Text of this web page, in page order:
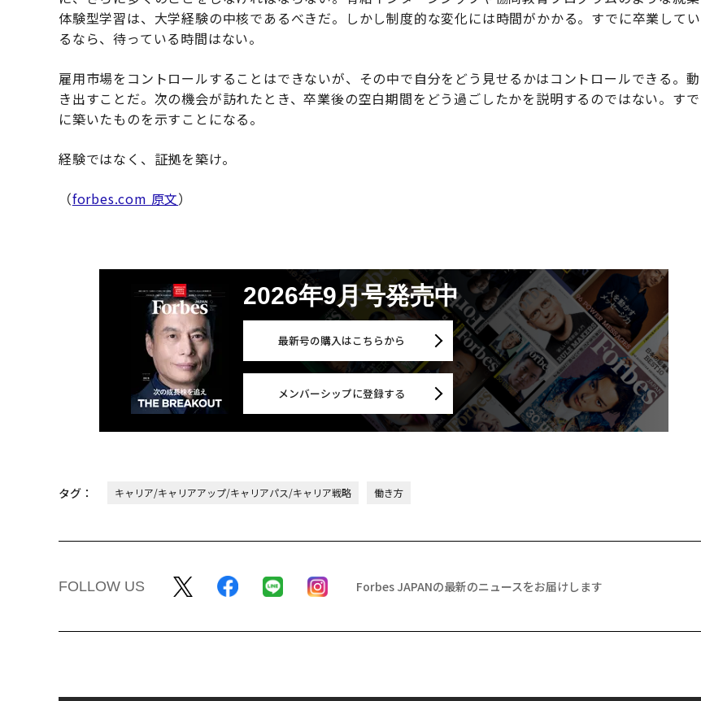
体験型学習は、大学経験の中核であるべきだ。しかし制度的な変化には時間がかかる。すでに卒業してい
るなら、待っている時間はない。
雇用市場をコントロールすることはできないが、その中で自分をどう見せるかはコントロールできる。動
き出すことだ。次の機会が訪れたとき、卒業後の空白期間をどう過ごしたかを説明するのではない。すで
に築いたものを示すことになる。
経験ではなく、証拠を築け。
（forbes.com 原文）
2026年9月号発売中
最新号の購入はこちらから
メンバーシップに登録する
タグ： キャリア/キャリアアップ/キャリアパス/キャリア戦略 働き方
FOLLOW US Forbes JAPANの最新のニュースをお届けします